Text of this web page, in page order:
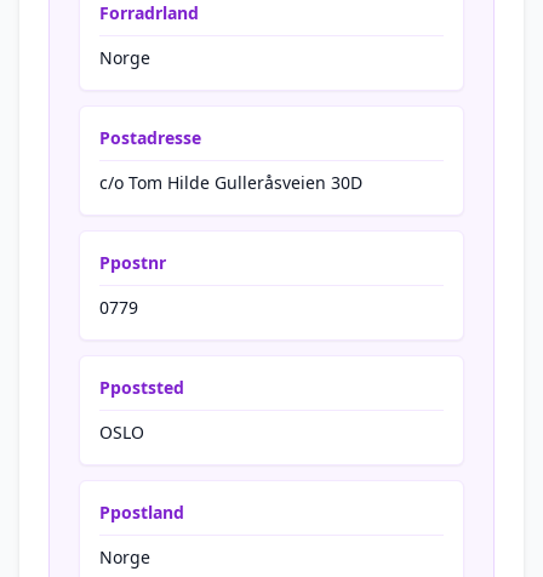
Forradrland
Norge
Postadresse
c/o Tom Hilde Gulleråsveien 30D
Ppostnr
0779
Ppoststed
OSLO
Ppostland
Norge